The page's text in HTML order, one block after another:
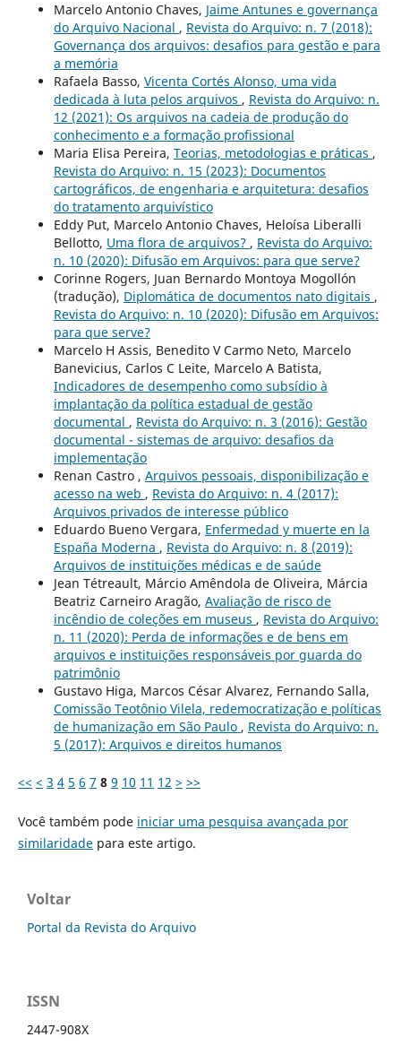
Marcelo Antonio Chaves, Jaime Antunes e governança
do Arquivo Nacional , Revista do Arquivo: n. 7 (2018):
Governança dos arquivos: desafios para gestão e para
a memória
Rafaela Basso, Vicenta Cortés Alonso, uma vida
dedicada à luta pelos arquivos , Revista do Arquivo: n.
12 (2021): Os arquivos na cadeia de produção do
conhecimento e a formação profissional
Maria Elisa Pereira, Teorias, metodologias e práticas ,
Revista do Arquivo: n. 15 (2023): Documentos
cartográficos, de engenharia e arquitetura: desafios
do tratamento arquivístico
Eddy Put, Marcelo Antonio Chaves, Heloísa Liberalli
Bellotto, Uma flora de arquivos? , Revista do Arquivo:
n. 10 (2020): Difusão em Arquivos: para que serve?
Corinne Rogers, Juan Bernardo Montoya Mogollón
(tradução), Diplomática de documentos nato digitais ,
Revista do Arquivo: n. 10 (2020): Difusão em Arquivos:
para que serve?
Marcelo H Assis, Benedito V Carmo Neto, Marcelo
Banevicius, Carlos C Leite, Marcelo A Batista,
Indicadores de desempenho como subsídio à
implantação da política estadual de gestão
documental , Revista do Arquivo: n. 3 (2016): Gestão
documental - sistemas de arquivo: desafios da
implementação
Renan Castro , Arquivos pessoais, disponibilização e
acesso na web , Revista do Arquivo: n. 4 (2017):
Arquivos privados de interesse público
Eduardo Bueno Vergara, Enfermedad y muerte en la
España Moderna , Revista do Arquivo: n. 8 (2019):
Arquivos de instituições médicas e de saúde
Jean Tétreault, Márcio Amêndola de Oliveira, Márcia
Beatriz Carneiro Aragão, Avaliação de risco de
incêndio de coleções em museus , Revista do Arquivo:
n. 11 (2020): Perda de informações e de bens em
arquivos e instituições responsáveis por guarda do
patrimônio
Gustavo Higa, Marcos César Alvarez, Fernando Salla,
Comissão Teotônio Vilela, redemocratização e políticas
de humanização em São Paulo , Revista do Arquivo: n.
5 (2017): Arquivos e direitos humanos
<< < 3 4 5 6 7 8 9 10 11 12 > >>
Você também pode iniciar uma pesquisa avançada por
similaridadepara este artigo.
Voltar
Portal da Revista do Arquivo
ISSN
2447-908X